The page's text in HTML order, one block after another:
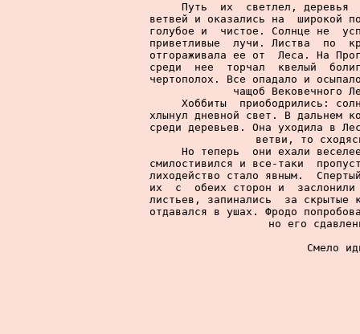
Путь  их  светлел, деревья
ветвей и оказались на  широкой
голубое и  чистое. Солнце не
приветливые  лучи. Листва  по
отгораживала ее от  Леса. На
среди  нее  торчал  квелый
чертополох. Все опадало и
чащоб Вековечного
Хоббиты  приободрились:
хлынул дневной свет. В дальнем
среди деревьев. Она уходила в
ветви, то
Но теперь  они ехали
смилостивился и все-таки
лиходейство стало явным.
их  с  обеих сторон и
листьев, запинались  за
отдавался в ушах. Фродо
но его
Смело